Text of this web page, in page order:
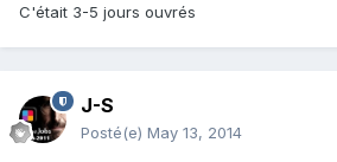
C'était 3-5 jours ouvrés
J-S
Posté(e) May 13, 2014